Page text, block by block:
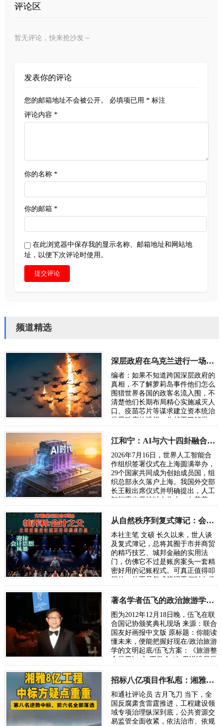
评论区
暂无评论，快来抢沙发～
发表你的评论
您的邮箱地址不会被公开。 必填项已用 *标注
评论内容 *
你的名称 *
你的邮箱 *
在此浏览器中保存我的显示名称、邮箱地址和网站地
址，以便下次评论时使用。
提交评论
频道精选
深层政府在乌克兰进行一场“地狱级大实验”，骗了全世界
编者：如果不知道跨国深层政府的
真相，不了解萝莉岛事件他们怎么
围猎世界各国的政客名流入围，不
清楚他们长期布局精心实施减灭人
口、疫苗芯片等谋求建立资本统治
世界秩序的设想，你就不了解世
眼联盟国家…
江和宁：AI与六十四卦融合将成为读懂宇宙的通用语言
2026年7月16日，世界人工智能合
作组织签署仪式在上海圆满举办，
29个国家共同成为创始成员国，组
织总部永久落户上海。我国外交部
长王毅出席仪式并明确提出，人工
智能应当坚持以人为本、向善普
共享机制，…
从自然秩序到复式簿记：会计制度的诞生逻辑
本社主笔 文硕 长久以来，世人谈
及复式簿记，总将其囿于市井商贸
的精巧技艺、城邦金融的实用法
门，仿佛它不过是账房案头一套精
密好用的记账程式。可真正值得叩
问的，从不是复式簿记于何时在佛
熟，而是人类…
著名学者伍飞的政治旅游学方案：《旅游整合世界》
图为2012年12月18日晚，伍飞在联
合国记协颁奖典礼现场 来源：联合
国友好画报中文版 原标题：你能读
懂未来，便能把握好现在/政治旅游
学的文明起底/伍飞方案：《旅游整
合世界》 文/王学会 “如果说谁是世
人…
招标八亿项目作私庖：湘雅二院基建招标怪弊多
和通社评论员 古月飞刀 当下，全
国反腐肃贪雷霆推进，工程建设领
域专项治理纵深到底，公共资源交
易监管全面收紧，依法治市、依规